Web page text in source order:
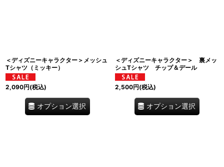
＜ディズニーキャラクター＞メッシュ
Tシャツ（ミッキー）
2,090円(税込)
オプション選択
＜ディズニーキャラクター＞ 裏メッ
シュTシャツ チップ＆デール
2,500円(税込)
オプション選択